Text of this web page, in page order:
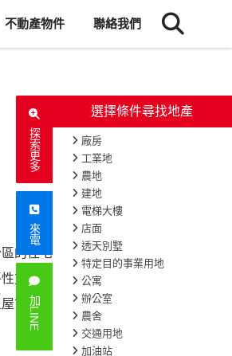
不動產物件 聯絡我們
1848
次閱讀
的住宅租金顯
方面的重要作
市場向更健康和穩定